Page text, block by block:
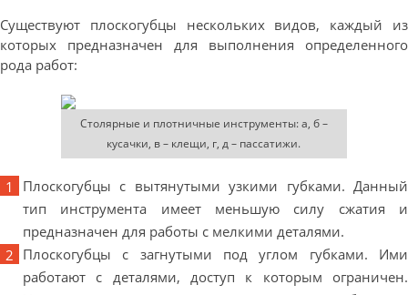
Существуют плоскогубцы нескольких видов, каждый из
которых предназначен для выполнения определенного
рода работ:
Столярные и плотничные инструменты: а, б –
кусачки, в – клещи, г, д – пассатижи.
Плоскогубцы с вытянутыми узкими губками. Данный
тип инструмента имеет меньшую силу сжатия и
предназначен для работы с мелкими деталями.
Плоскогубцы с загнутыми под углом губками. Ими
работают с деталями, доступ к которым ограничен.